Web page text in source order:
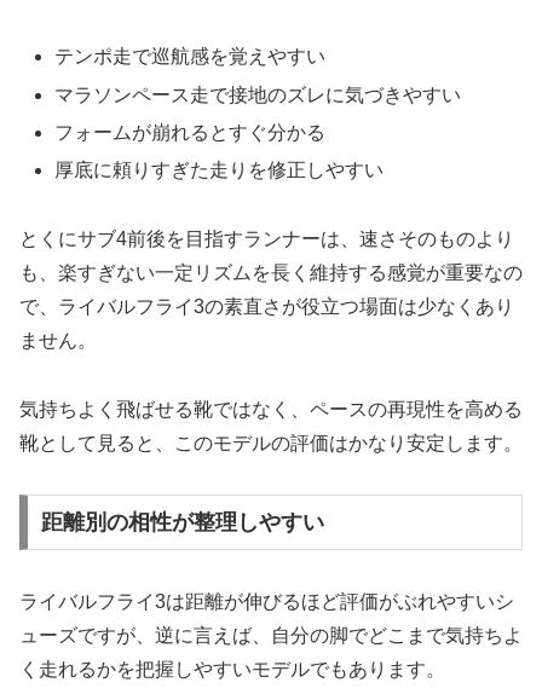
テンポ走で巡航感を覚えやすい
マラソンペース走で接地のズレに気づきやすい
フォームが崩れるとすぐ分かる
厚底に頼りすぎた走りを修正しやすい
とくにサブ4前後を目指すランナーは、速さそのものより
も、楽すぎない一定リズムを長く維持する感覚が重要なの
で、ライバルフライ3の素直さが役立つ場面は少なくあり
ません。
気持ちよく飛ばせる靴ではなく、ペースの再現性を高める
靴として見ると、このモデルの評価はかなり安定します。
距離別の相性が整理しやすい
ライバルフライ3は距離が伸びるほど評価がぶれやすいシ
ューズですが、逆に言えば、自分の脚でどこまで気持ちよ
く走れるかを把握しやすいモデルでもあります。